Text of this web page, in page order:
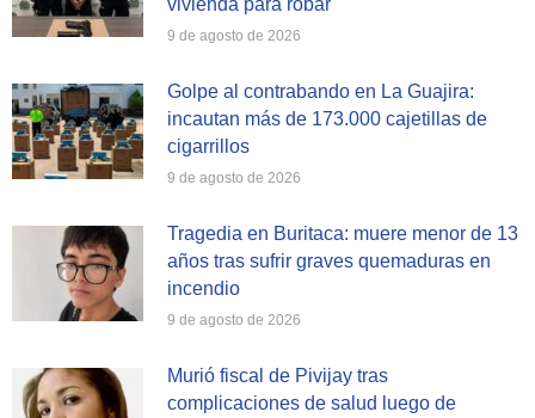
vivienda para robar
9 de agosto de 2026
Golpe al contrabando en La Guajira:
incautan más de 173.000 cajetillas de
cigarrillos
9 de agosto de 2026
Tragedia en Buritaca: muere menor de 13
años tras sufrir graves quemaduras en
incendio
9 de agosto de 2026
Murió fiscal de Pivijay tras
complicaciones de salud luego de